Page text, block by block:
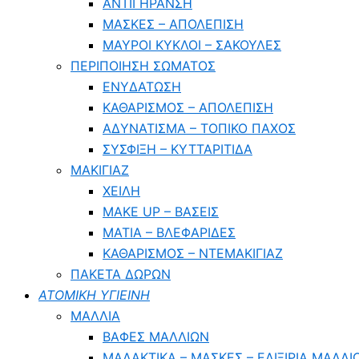
ΑΝΤΙΓΗΡΑΝΣΗ
ΜΑΣΚΕΣ – ΑΠΟΛΕΠΙΣΗ
ΜΑΥΡΟΙ ΚΥΚΛΟΙ – ΣΑΚΟΥΛΕΣ
ΠΕΡΙΠΟΙΗΣΗ ΣΩΜΑΤΟΣ
ΕΝΥΔΑΤΩΣΗ
ΚΑΘΑΡΙΣΜΟΣ – ΑΠΟΛΕΠΙΣΗ
ΑΔΥΝΑΤΙΣΜΑ – ΤΟΠΙΚΟ ΠΑΧΟΣ
ΣΥΣΦΙΞΗ – ΚΥΤΤΑΡΙΤΙΔΑ
ΜΑΚΙΓΙΑΖ
ΧΕΙΛΗ
MAKE UP – ΒΑΣΕΙΣ
ΜΑΤΙΑ – ΒΛΕΦΑΡΙΔΕΣ
ΚΑΘΑΡΙΣΜΟΣ – ΝΤΕΜΑΚΙΓΙΑΖ
ΠΑΚΕΤΑ ΔΩΡΩΝ
ΑΤΟΜΙΚΗ ΥΓΙΕΙΝΗ
ΜΑΛΛΙΑ
ΒΑΦΕΣ ΜΑΛΛΙΩΝ